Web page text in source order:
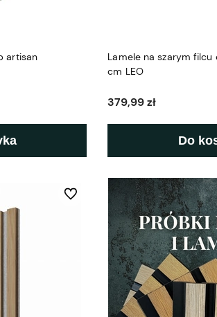
artisan
Lamele na szarym
cm LEO
379,99 zł
Do
Do ulubionych